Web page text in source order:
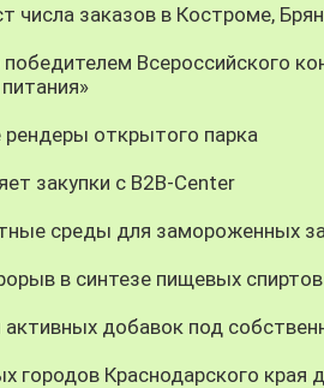
числа заказов в Костроме,
Всероссийского
открытого парка
закупки с B2B-Center
среды для замороженных
в синтезе пищевых спиртов
добавок под
городов Краснодарского края